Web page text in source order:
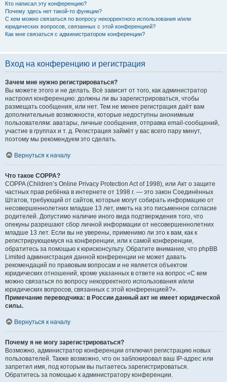
Кто написал эту конференцию?
Почему здесь нет такой-то функции?
С кем можно связаться по вопросу некорректного использования и/или
юридических вопросов, связанных с этой конференцией?
Как мне связаться с администратором конференции?
Вход на конференцию и регистрация
Зачем мне нужно регистрироваться?
Вы можете этого и не делать. Всё зависит от того, как администратор
настроил конференцию: должны ли вы зарегистрироваться, чтобы
размещать сообщения, или нет. Тем не менее регистрация даёт вам
дополнительные возможности, которые недоступны анонимным
пользователям: аватары, личные сообщения, отправка email-сообщений,
участие в группах и т. д. Регистрация займёт у вас всего пару минут,
поэтому мы рекомендуем это сделать.
Вернуться к началу
Что такое COPPA?
COPPA (Children’s Online Privacy Protection Act of 1998), или Акт о защите
частных прав ребёнка в интернете от 1998 г. — это закон Соединённых
Штатов, требующий от сайтов, которые могут собирать информацию от
несовершеннолетних младше 13 лет, иметь на это письменное согласие
родителей. Допустимо наличие иного вида подтверждения того, что
опекуны разрешают сбор личной информации от несовершеннолетних
младше 13 лет. Если вы не уверены, применимо ли это к вам, как к
регистрирующемуся на конференции, или к самой конференции,
обратитесь за помощью к юрисконсульту. Обратите внимание, что phpBB
Limited администрация данной конференции не может давать
рекомендаций по правовым вопросам и не является объектом
юридических отношений, кроме указанных в ответе на вопрос «С кем
можно связаться по вопросу некорректного использования и/или
юридических вопросов, связанных с этой конференцией?».
Примечание переводчика: в России данный акт не имеет юридической
силы..
Вернуться к началу
Почему я не могу зарегистрироваться?
Возможно, администратор конференции отключил регистрацию новых
пользователей. Также возможно, что он заблокировал ваш IP-адрес или
запретил имя, под которым вы пытаетесь зарегистрироваться.
Обратитесь за помощью к администратору конференции.